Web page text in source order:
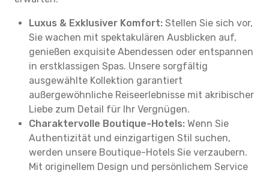
Luxus & Exklusiver Komfort: Stellen Sie sich vor,
Sie wachen mit spektakulären Ausblicken auf,
genießen exquisite Abendessen oder entspannen
in erstklassigen Spas. Unsere sorgfältig
ausgewählte Kollektion garantiert
außergewöhnliche Reiseerlebnisse mit akribischer
Liebe zum Detail für Ihr Vergnügen.
Charaktervolle Boutique-Hotels: Wenn Sie
Authentizität und einzigartigen Stil suchen,
werden unsere Boutique-Hotels Sie verzaubern.
Mit originellem Design und persönlichem Service